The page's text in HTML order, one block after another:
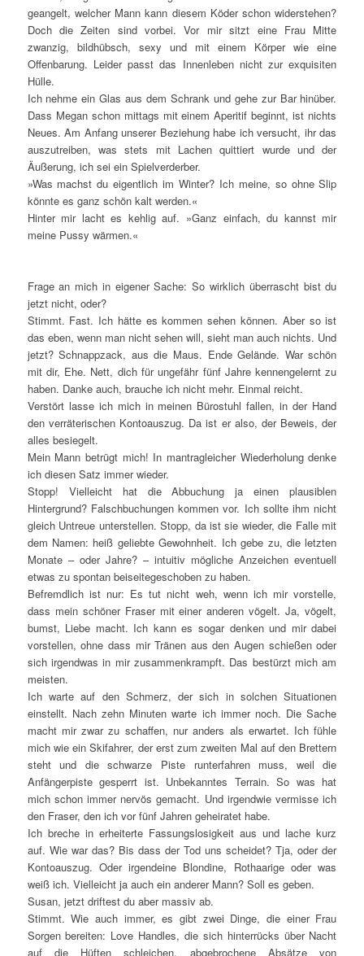
geangelt, welcher Mann kann diesem Köder schon widerstehen?
Doch die Zeiten sind vorbei. Vor mir sitzt eine Frau Mitte
zwanzig, bildhübsch, sexy und mit einem Körper wie eine
Offenbarung. Leider passt das Innenleben nicht zur exquisiten
Hülle.
Ich nehme ein Glas aus dem Schrank und gehe zur Bar hinüber.
Dass Megan schon mittags mit einem Aperitif beginnt, ist nichts
Neues. Am Anfang unserer Beziehung habe ich versucht, ihr das
auszutreiben, was stets mit Lachen quittiert wurde und der
Äußerung, ich sei ein Spielverderber.
»Was machst du eigentlich im Winter? Ich meine, so ohne Slip
könnte es ganz schön kalt werden.«
Hinter mir lacht es kehlig auf. »Ganz einfach, du kannst mir
meine Pussy wärmen.«
Frage an mich in eigener Sache: So wirklich überrascht bist du
jetzt nicht, oder?
Stimmt. Fast. Ich hätte es kommen sehen können. Aber so ist
das eben, wenn man nicht sehen will, sieht man auch nichts. Und
jetzt? Schnappzack, aus die Maus. Ende Gelände. War schön
mit dir, Ehe. Nett, dich für ungefähr fünf Jahre kennengelernt zu
haben. Danke auch, brauche ich nicht mehr. Einmal reicht.
Verstört lasse ich mich in meinen Bürostuhl fallen, in der Hand
den verräterischen Kontoauszug. Da ist er also, der Beweis, der
alles besiegelt.
Mein Mann betrügt mich! In mantragleicher Wiederholung denke
ich diesen Satz immer wieder.
Stopp! Vielleicht hat die Abbuchung ja einen plausiblen
Hintergrund? Falschbuchungen kommen vor. Ich sollte ihm nicht
gleich Untreue unterstellen. Stopp, da ist sie wieder, die Falle mit
dem Namen: heiß geliebte Gewohnheit. Ich gebe zu, die letzten
Monate – oder Jahre? – intuitiv mögliche Anzeichen eventuell
etwas zu spontan beiseitegeschoben zu haben.
Befremdlich ist nur: Es tut nicht weh, wenn ich mir vorstelle,
dass mein schöner Fraser mit einer anderen vögelt. Ja, vögelt,
bumst, Liebe macht. Ich kann es sogar denken und mir dabei
vorstellen, ohne dass mir Tränen aus den Augen schießen oder
sich irgendwas in mir zusammenkrampft. Das bestürzt mich am
meisten.
Ich warte auf den Schmerz, der sich in solchen Situationen
einstellt. Nach zehn Minuten warte ich immer noch. Die Sache
macht mir zwar zu schaffen, nur anders als erwartet. Ich fühle
mich wie ein Skifahrer, der erst zum zweiten Mal auf den Brettern
steht und die schwarze Piste runterfahren muss, weil die
Anfängerpiste gesperrt ist. Unbekanntes Terrain. So was hat
mich schon immer nervös gemacht. Und irgendwie vermisse ich
den Fraser, den ich vor fünf Jahren geheiratet habe.
Ich breche in erheiterte Fassungslosigkeit aus und lache kurz
auf. Wie war das? Bis dass der Tod uns scheidet? Tja, oder der
Kontoauszug. Oder irgendeine Blondine, Rothaarige oder was
weiß ich. Vielleicht ja auch ein anderer Mann? Soll es geben.
Susan, jetzt driftest du aber massiv ab.
Stimmt. Wie auch immer, es gibt zwei Dinge, die einer Frau
Sorgen bereiten: Love Handles, die sich hinterrücks über Nacht
auf die Hüften schleichen, abgebrochene Absätze von